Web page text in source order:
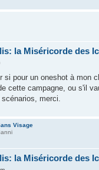
la Miséricorde des
si pour un oneshot à mon
cette campagne, ou s'il
merci.
Visage
la Miséricorde des